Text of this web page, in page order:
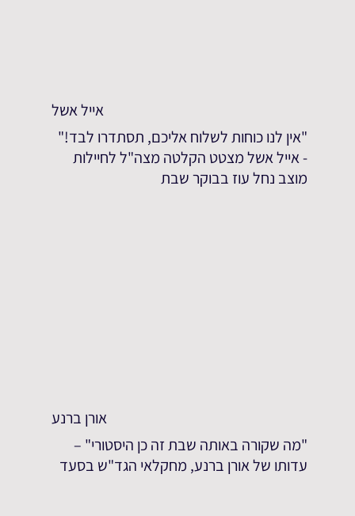
אייל אשל
"אין לנו כוחות לשלוח אליכם, תסתדרו לבד!"
- אייל אשל מצטט הקלטה מצה"ל לחיילות
מוצב נחל עוז בבוקר שבת
אורן ברנע
"מה שקורה באותה שבת זה כן היסטורי" –
עדותו של אורן ברנע, מחקלאי הגד"ש בסעד